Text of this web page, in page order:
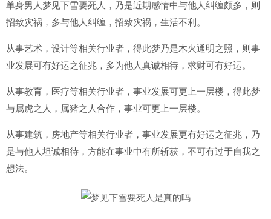
单身男人梦见下雪要死人，乃是近期感情中与他人纠缠颇多，则
招致灾祸，多与他人纠缠，招致灾祸，生活不利。
从事艺术，设计等相关行业者，得此梦乃是木火通明之照，则事
业发展可有好运之征兆，多为他人真诚相待，求财可有好运。
从事教育，医疗等相关行业者，事业发展可更上一层楼，得此梦
与属虎之人，属猪之人合作，事业可更上一层楼。
从事建筑，房地产等相关行业者，事业发展更有好运之征兆，乃
是与他人坦诚相待，方能在事业中有所斩获，不可有过于自我之
想法。